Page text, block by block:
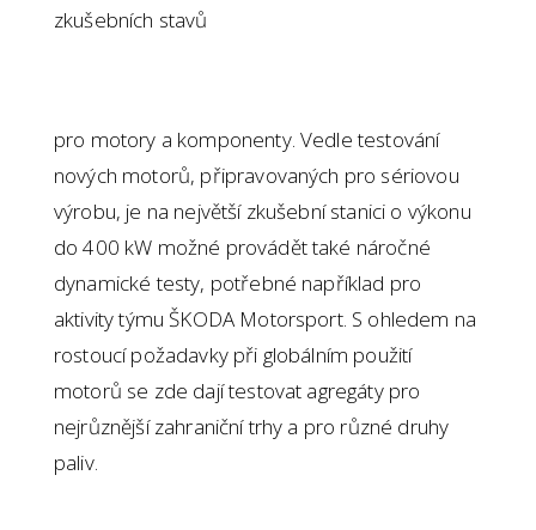
zkušebních stavů
pro motory a komponenty. Vedle testování
nových motorů, připravovaných pro sériovou
výrobu, je na největší zkušební stanici o výkonu
do 400 kW možné provádět také náročné
dynamické testy, potřebné například pro
aktivity týmu ŠKODA Motorsport. S ohledem na
rostoucí požadavky při globálním použití
motorů se zde dají testovat agregáty pro
nejrůznější zahraniční trhy a pro různé druhy
paliv.